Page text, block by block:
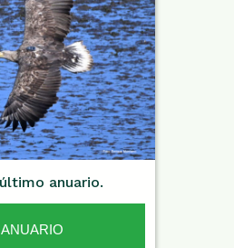
anuario.